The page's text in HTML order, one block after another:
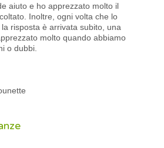
aiuto e ho apprezzato molto il
Inoltre, ogni volta che lo
risposta è arrivata subito, una
molto quando abbiamo
o dubbi.